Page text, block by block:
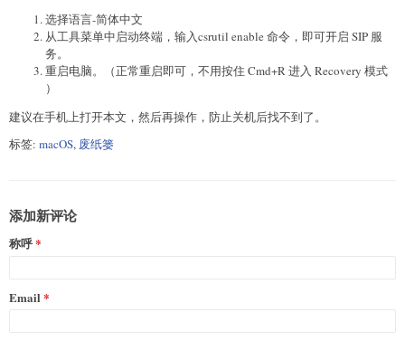
选择语言-简体中文
从工具菜单中启动终端，输入csrutil enable 命令，即可开启 SIP 服
务。
重启电脑。（正常重启即可，不用按住 Cmd+R 进入 Recovery 模式
）
建议在手机上打开本文，然后再操作，防止关机后找不到了。
标签: macOS, 废纸篓
添加新评论
称呼
Email